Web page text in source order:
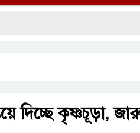
দিচ্ছে কৃষ্ণচূড়া,